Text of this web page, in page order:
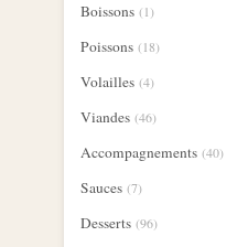
Boissons (1)
Poissons (18)
Volailles (4)
Viandes (46)
Accompagnements (40)
Sauces (7)
Desserts (96)